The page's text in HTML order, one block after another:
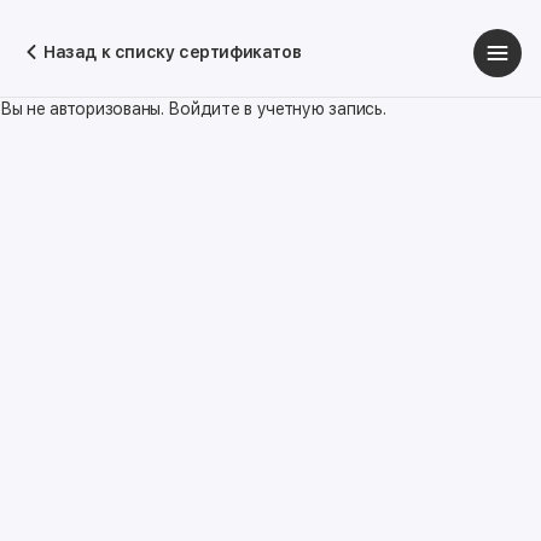
Назад к списку сертификатов
Вы не авторизованы. Войдите в учетную запись.